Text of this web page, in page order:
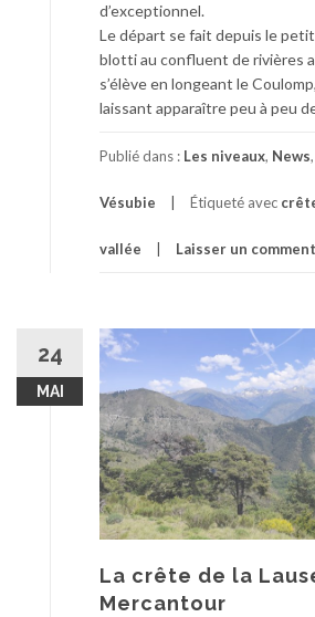
d’exceptionnel.
Le départ se fait depuis le petit
blotti au confluent de rivières
s’élève en longeant le
laissant apparaître peu à peu
Publié dans : Les niveaux, News,
Vésubie Étiqueté avec
vallée Laisser un
24
MAI
La crête de la
Mercantour